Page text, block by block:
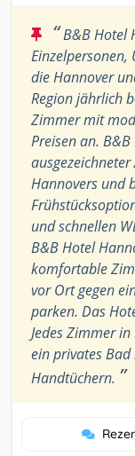
“B&B Hotel
Einzelpersonen,
die Hannover
Region jährlich
Zimmer mit
Preisen an.
Hannovers und
und schnellen
B&B Hotel
komfortable
vor Ort gegen
parken. Das
Jedes Zimmer
ein privates
Handtüchern. ”